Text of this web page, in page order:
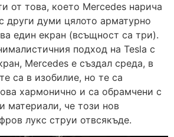
от това, което Mercedes нарича
други думи цялото арматурно
един екран (всъщност са три).
подход на Tesla с
Mercedes е създал среда, в
са в изобилие, но те са
хармонично и са обрамчени с
материали, че този нов
лукс струи отвсякъде.